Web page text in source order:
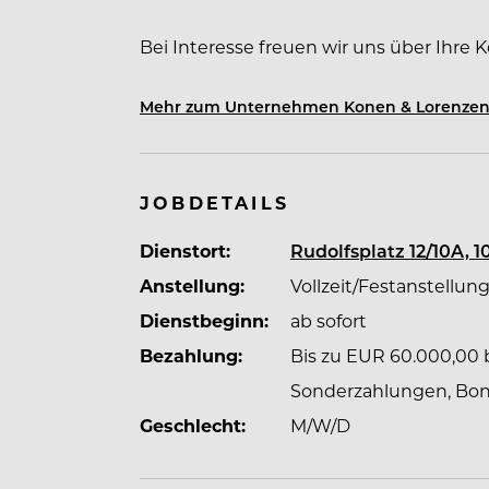
Bei Interesse freuen wir uns über Ihre
jeden einzelnen unserer langjährigen
getroffen zu haben.
Unsere Vision ist es, jedem unserer
international, zur Seite zu stehen und
Mehr zum Unternehmen Konen & Lorenzen
JOBDETAILS
Dienstort:
Rudolfsplatz 12/10A,
Anstellung:
Vollzeit/Festanstellung
Dienstbeginn:
ab sofort
Bezahlung:
Bis zu EUR
Sonderzahlungen,
Geschlecht:
M/W/D